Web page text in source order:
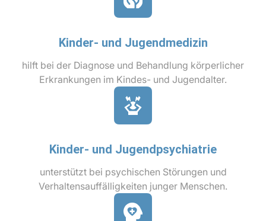
Kinder- und Jugendmedizin
hilft bei der Diagnose und Behandlung körperlicher
Erkrankungen im Kindes- und Jugendalter.
Kinder- und Jugendpsychiatrie
unterstützt bei psychischen Störungen und
Verhaltensauffälligkeiten junger Menschen.